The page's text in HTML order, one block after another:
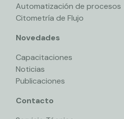
Automatización de procesos
Citometría de Flujo
Novedades
Capacitaciones
Noticias
Publicaciones
Contacto